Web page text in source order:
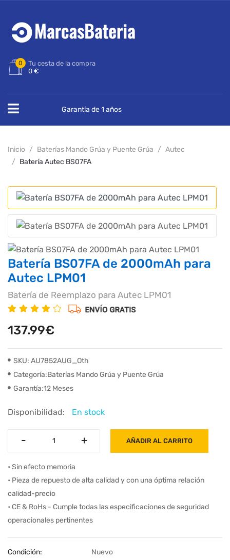
0
Tu cesta de la compra
0 €
Garantía de 1 años
Inicio Baterías Mando Grúa y Puente Grúa
Autec
Batería Autec BS07FA
Batería BS07FA de 2000mAh para
Autec LPM01
Batería de Reemplazo para Autec LPM01
137.99€
SKU: AU7852AUG_Oth
Categoría:Baterías Mando Grúa y Puente Grúa
Garantía:12 Meses
Disponibilidad: En stock
- +
- + AÑADIR AL CARRITO
• Sin efecto memoria
• Pieza de repuesto de alta calidad y con una óptima relación
calidad-precio
• CE & RoHs - Cumple todas las especificaciones de seguridad
operacionales pertinentes
Condición:
Nuevo